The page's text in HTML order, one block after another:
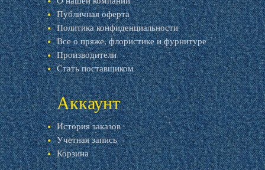
Публичная оферта
Политика конфиденциальности
Все о пряже, флористике и фурнитуре
Производители
Стать поставщиком
Аккаунт
История заказов
Учетная запись
Корзина